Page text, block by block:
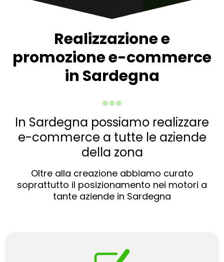
Realizzazione e
promozione e-commerce
in Sardegna
In Sardegna possiamo realizzare
e-commerce a tutte le aziende
della zona
Oltre alla creazione abbiamo curato
soprattutto il posizionamento nei motori a
tante aziende in Sardegna